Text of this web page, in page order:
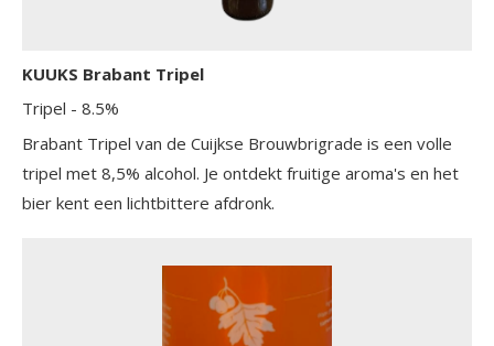
KUUKS Brabant Tripel
Tripel - 8.5%
Brabant Tripel van de Cuijkse Brouwbrigrade is een volle
tripel met 8,5% alcohol. Je ontdekt fruitige aroma's en het
bier kent een lichtbittere afdronk.